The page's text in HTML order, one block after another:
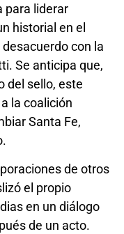
para liderar
historial en el
con la
Se anticipa que,
del sello, este
la coalición
Santa Fe,
de otros
el propio
en un diálogo
de un acto.